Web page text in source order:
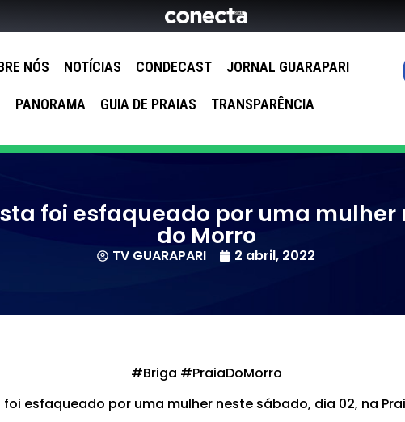
NÓS NOTÍCIAS CONDECAST JORNAL GUARAPARI
PANORAMA GUIA DE PRAIAS TRANSPARÊNCIA
foi esfaqueado por uma mulher
do Morro
TV GUARAPARI 2 abril, 2022
#Briga #PraiaDoMorro
esfaqueado por uma mulher neste sábado, dia 02, na